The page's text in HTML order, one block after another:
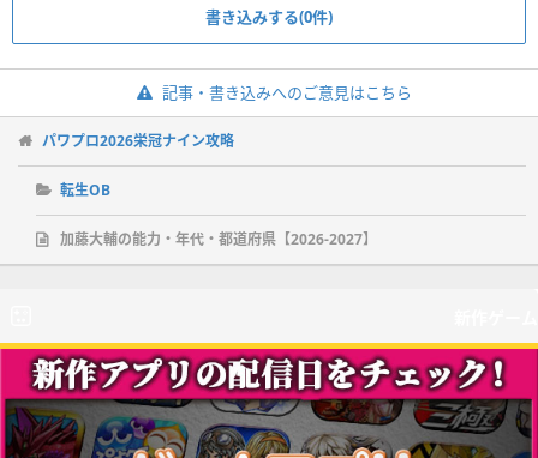
書き込みする(0件)
記事・書き込みへのご意見はこちら
パワプロ2026栄冠ナイン攻略
転生OB
加藤大輔の能力・年代・都道府県【2026-2027】